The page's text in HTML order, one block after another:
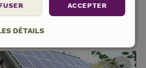
Chambre à coucherACCEPTER
DÉTAILS
Performance Ciblage